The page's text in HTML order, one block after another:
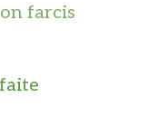
farcis